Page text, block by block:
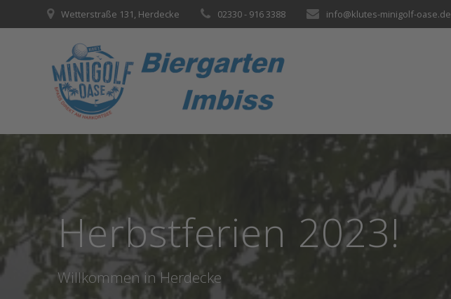
Inhalt
Wetterstraße 131, Herdecke 02330 - 916 3388 info@klutes-minigolf-oase.de
Herbstferien 2023!
Willkommen in Herdecke